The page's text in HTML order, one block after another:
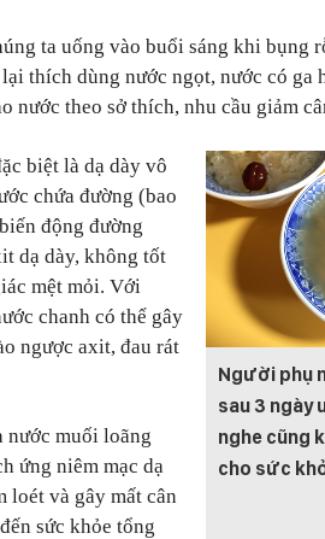
ta uống vào buổi sáng khi bụng
thích dùng nước ngọt, nước có ga
nước theo sở thích, nhu cầu giảm
Người phụ
sau 3 ngày
nghe cũng
cho sức
biệt là dạ dày vô
chứa đường (bao
động đường
dạ dày, không tốt
mệt mỏi. Với
chanh có thể gây
ngược axit, đau rát
nước muối loãng
ứng niêm mạc dạ
loét và gây mất cân
sức khỏe tổng